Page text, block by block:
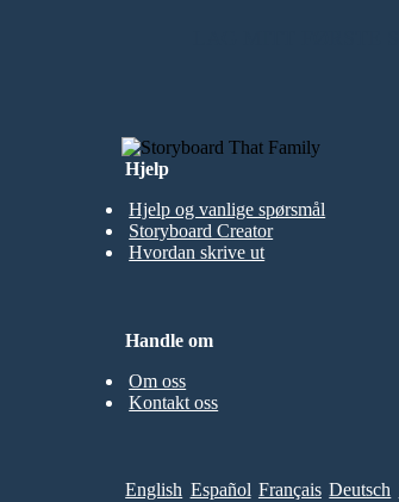
Hjelp
Hjelp og vanlige spørsmål
Storyboard Creator
Hvordan skrive ut
Handle om
Om oss
Kontakt oss
English Español Français Deutsch